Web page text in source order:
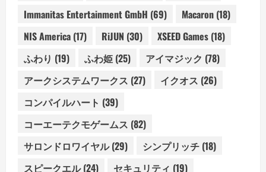
Immanitas Entertainment GmbH (69) Macaron (18)
NIS America (17) RiJUN (30) XSEED Games (18)
ふわり (19) ふわ姫 (25) アイマジック (78)
アークシステムワークス (27) イクオス (26)
コンパイルハート (39)
コーエーテクモゲームス (82)
サロンドロワイヤル(29) シンプリッチ (18)
スピークエル(24) セキュリティ (19)